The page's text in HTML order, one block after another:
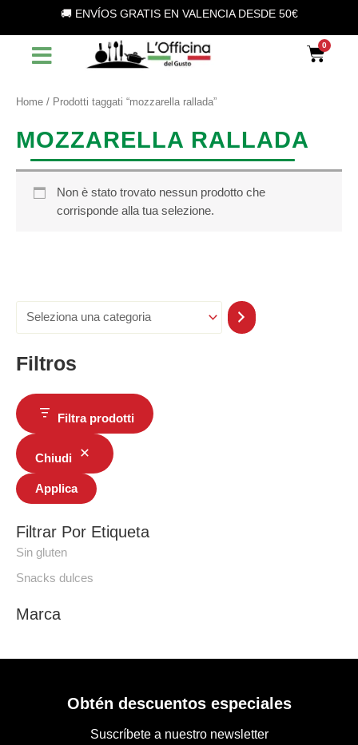
contenuto
🚚 ENVÍOS GRATIS EN VALENCIA DESDE 50€
l
o
u
a
Filtros
Filtra prodotti
Chiudi
Applica
Filtrar Por Etiqueta
Sin gluten
Snacks dulces
Marca
Home / Prodotti taggati “mozzarella rallada”
MOZZARELLA RALLADA
Non è stato trovato nessun prodotto che
corrisponde alla tua selezione.
Obtén descuentos especiales
Suscríbete a nuestro newsletter